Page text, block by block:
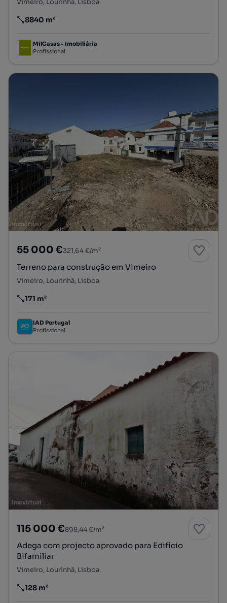
Preço por metro quadrado
8840 m²
MilCasas - Imobiliária
Profissional
55 000 €321,64 €/m²
Terreno para construção em Vimeiro
Vimeiro, Lourinhã, Lisboa
Preço por metro quadrado
171 m²
IAD Portugal
Profissional
115 000 €898,44 €/m²
Adega com projecto aprovado para Edifício
Bifamiliar
Vimeiro, Lourinhã, Lisboa
Preço por metro quadrado
128 m²